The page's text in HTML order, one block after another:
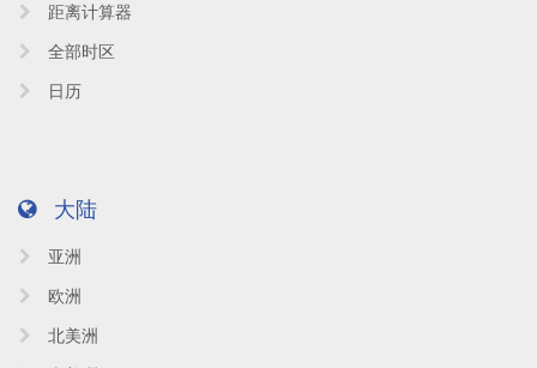
距离计算器
全部时区
日历
大陆
亚洲
欧洲
北美洲